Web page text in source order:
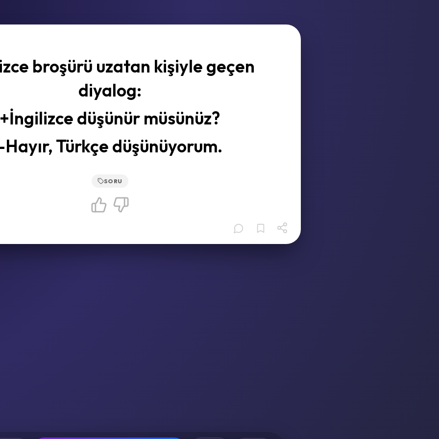
broşürü uzatan kişiyle geçen
diyalog:
+İngilizce düşünür müsünüz?
Türkçe düşünüyorum.
SORU